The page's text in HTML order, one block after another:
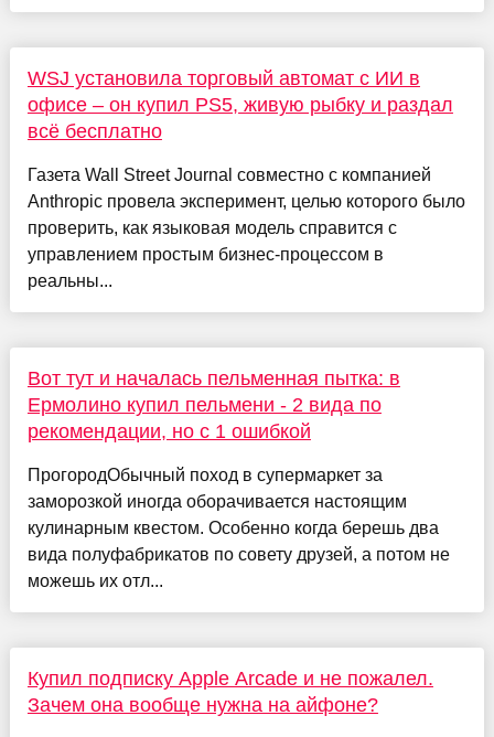
WSJ установила торговый автомат с ИИ в
офисе – он купил PS5, живую рыбку и раздал
всё бесплатно
Газета Wall Street Journal совместно с компанией
Anthropic провела эксперимент, целью которого было
проверить, как языковая модель справится с
управлением простым бизнес-процессом в
реальны...
Вот тут и началась пельменная пытка: в
Ермолино купил пельмени - 2 вида по
рекомендации, но с 1 ошибкой
ПрогородОбычный поход в супермаркет за
заморозкой иногда оборачивается настоящим
кулинарным квестом. Особенно когда берешь два
вида полуфабрикатов по совету друзей, а потом не
можешь их отл...
Купил подписку Apple Arcade и не пожалел.
Зачем она вообще нужна на айфоне?